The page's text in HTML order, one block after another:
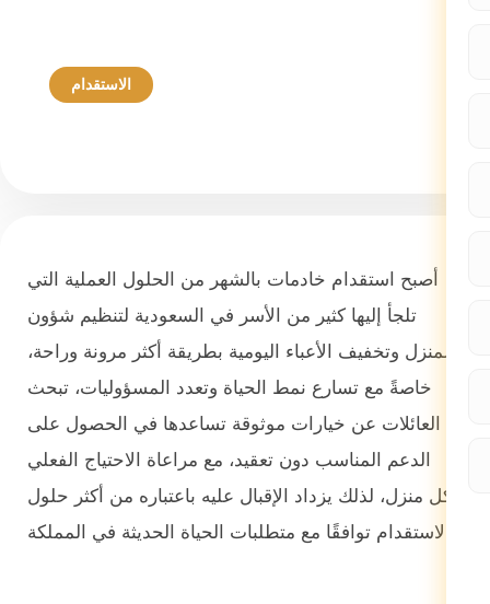
الاستقدام
أصبح استقدام خادمات بالشهر من الحلول العملية التي
تلجأ إليها كثير من الأسر في السعودية لتنظيم شؤون
المنزل وتخفيف الأعباء اليومية بطريقة أكثر مرونة وراحة،
خاصةً مع تسارع نمط الحياة وتعدد المسؤوليات، تبحث
العائلات عن خيارات موثوقة تساعدها في الحصول على
الدعم المناسب دون تعقيد، مع مراعاة الاحتياج الفعلي
لكل منزل، لذلك يزداد الإقبال عليه باعتباره من أكثر حلول